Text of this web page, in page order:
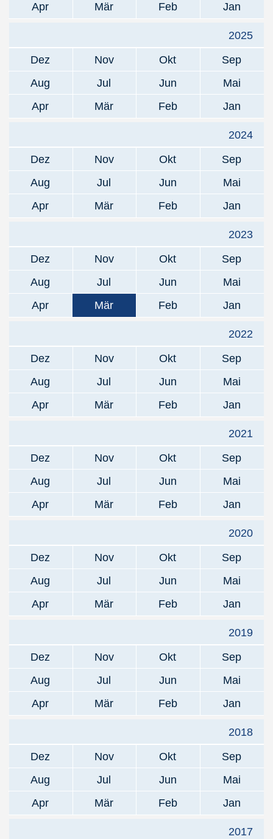
Apr
Mär Feb Jan
2025
Dez
Nov Okt
Sep
Aug
Jul Jun
Mai
Apr
Mär Feb Jan
2024
Dez
Nov Okt
Sep
Aug
Jul Jun
Mai
Apr
Mär Feb Jan
2023
Dez
Nov Okt
Sep
Aug
Jul Jun
Mai
Apr
Mär Feb Jan
2022
Dez
Nov Okt
Sep
Aug
Jul Jun
Mai
Apr
Mär Feb Jan
2021
Dez
Nov Okt
Sep
Aug
Jul Jun
Mai
Apr
Mär Feb Jan
2020
Dez
Nov Okt
Sep
Aug
Jul Jun
Mai
Apr
Mär Feb Jan
2019
Dez
Nov Okt
Sep
Aug
Jul Jun
Mai
Apr
Mär Feb Jan
2018
Dez
Nov Okt
Sep
Aug
Jul Jun
Mai
Apr
Mär Feb Jan
2017